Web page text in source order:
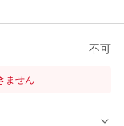
不可
ません